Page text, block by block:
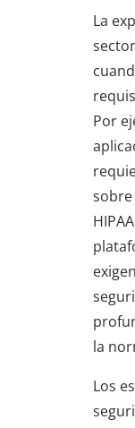
La
Por
la
Los